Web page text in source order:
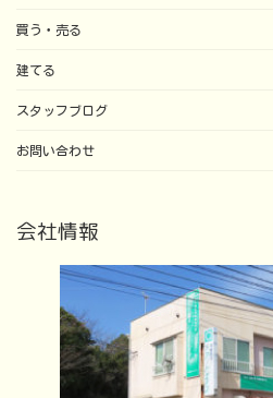
買う・売る
建てる
スタッフブログ
お問い合わせ
会社情報